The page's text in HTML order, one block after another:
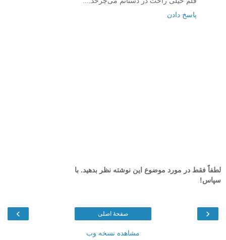
پاسخ دادن
لطفاً فقط در مورد موضوع این نوشته نظر بدهید. با
سپاس!
‹
› صفحهٔ اصلی
مشاهده نسخه وب